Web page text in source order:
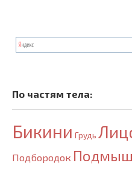
По частям тела:
Бикини Грудь
Подбородок